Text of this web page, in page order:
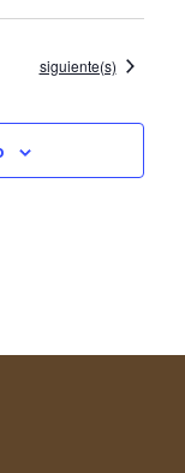
Eventos
siguiente(s)